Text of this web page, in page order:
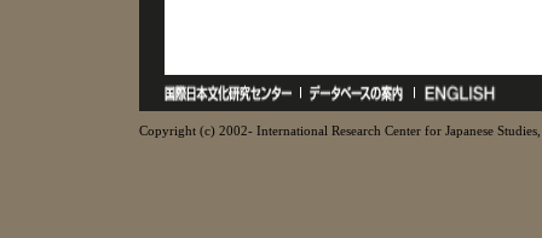
Copyright (c) 2002- International Research Center for Japanese